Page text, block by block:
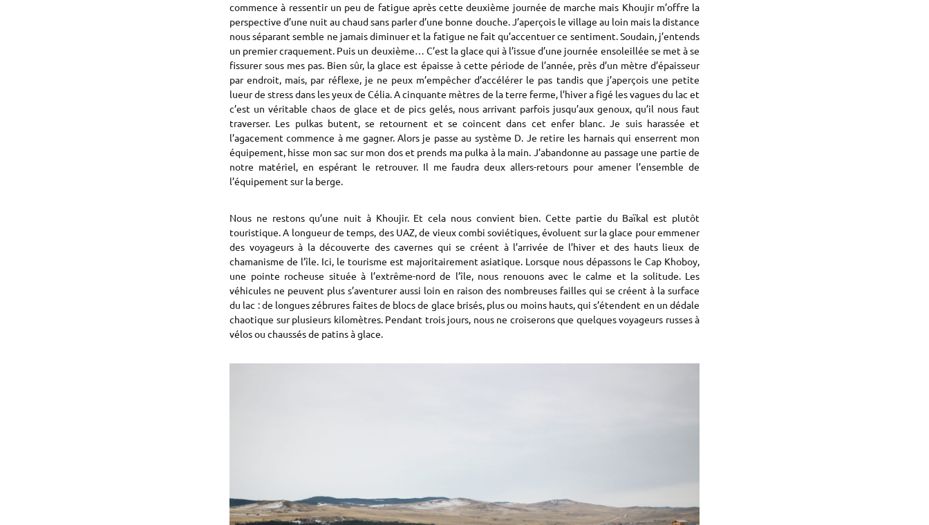
commence à ressentir un peu de fatigue après cette deuxième journée de marche mais Khoujir m’offre la
perspective d’une nuit au chaud sans parler d’une bonne douche. J’aperçois le village au loin mais la distance
nous séparant semble ne jamais diminuer et la fatigue ne fait qu’accentuer ce sentiment. Soudain, j’entends
un premier craquement. Puis un deuxième… C’est la glace qui à l’issue d’une journée ensoleillée se met à se
fissurer sous mes pas. Bien sûr, la glace est épaisse à cette période de l’année, près d’un mètre d’épaisseur
par endroit, mais, par réflexe, je ne peux m’empêcher d’accélérer le pas tandis que j’aperçois une petite
lueur de stress dans les yeux de Célia. A cinquante mètres de la terre ferme, l’hiver a figé les vagues du lac et
c’est un véritable chaos de glace et de pics gelés, nous arrivant parfois jusqu’aux genoux, qu’il nous faut
traverser. Les pulkas butent, se retournent et se coincent dans cet enfer blanc. Je suis harassée et
l’agacement commence à me gagner. Alors je passe au système D. Je retire les harnais qui enserrent mon
équipement, hisse mon sac sur mon dos et prends ma pulka à la main. J’abandonne au passage une partie de
notre matériel, en espérant le retrouver. Il me faudra deux allers-retours pour amener l’ensemble de
l’équipement sur la berge.
Nous ne restons qu’une nuit à Khoujir. Et cela nous convient bien. Cette partie du Baïkal est plutôt
touristique. A longueur de temps, des UAZ, de vieux combi soviétiques, évoluent sur la glace pour emmener
des voyageurs à la découverte des cavernes qui se créent à l’arrivée de l’hiver et des hauts lieux de
chamanisme de l’île. Ici, le tourisme est majoritairement asiatique. Lorsque nous dépassons le Cap Khoboy,
une pointe rocheuse située à l’extrême-nord de l’île, nous renouons avec le calme et la solitude. Les
véhicules ne peuvent plus s’aventurer aussi loin en raison des nombreuses failles qui se créent à la surface
du lac : de longues zébrures faites de blocs de glace brisés, plus ou moins hauts, qui s’étendent en un dédale
chaotique sur plusieurs kilomètres. Pendant trois jours, nous ne croiserons que quelques voyageurs russes à
vélos ou chaussés de patins à glace.